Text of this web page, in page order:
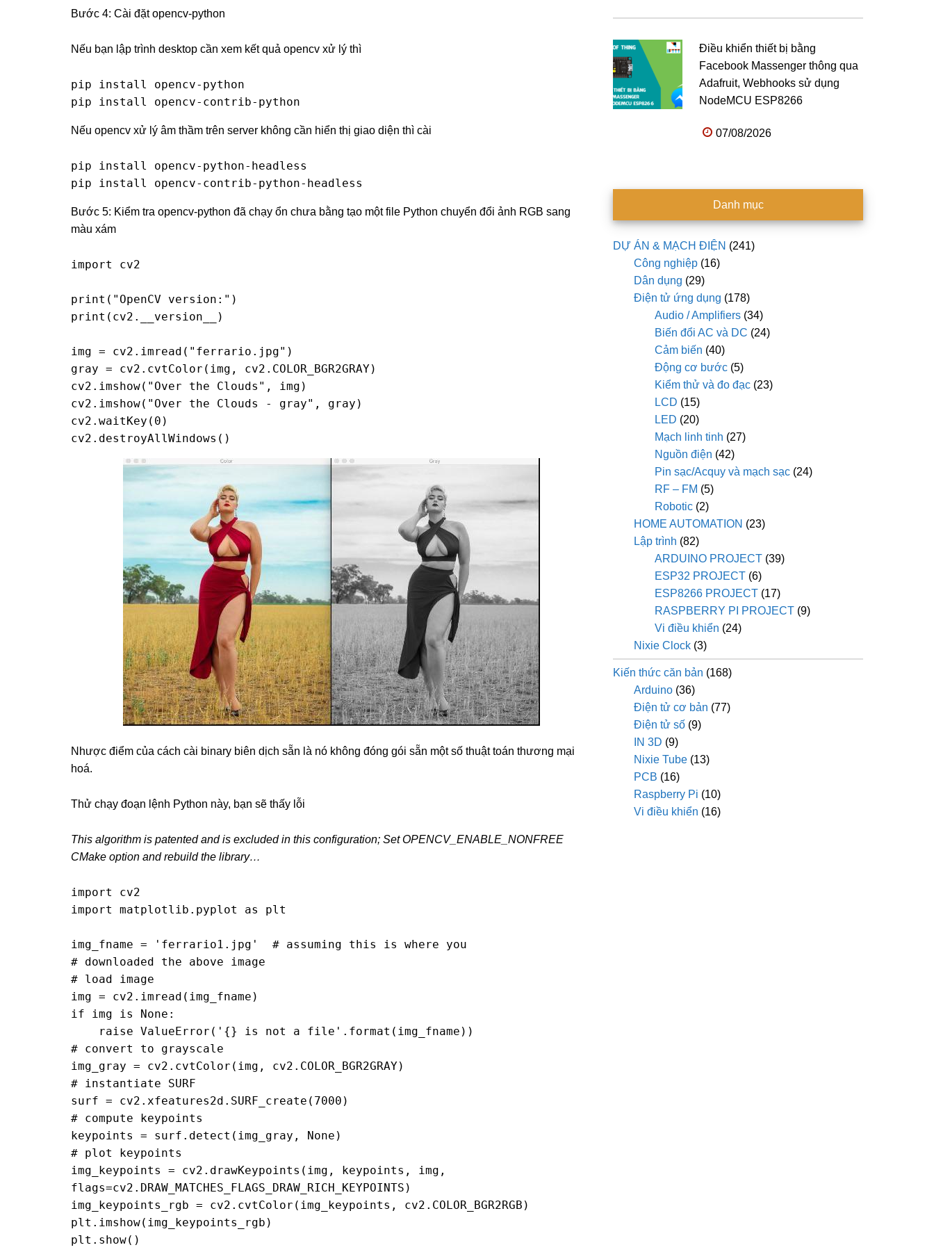
Bước 4: Cài đặt opencv-python
Nếu bạn lập trình desktop cần xem kết quả opencv xử lý thì
pip install opencv-python
pip install opencv-contrib-python
Nếu opencv xử lý âm thầm trên server không cần hiển thị giao diện thì cài
pip install opencv-python-headless
pip install opencv-contrib-python-headless
Bước 5: Kiểm tra opencv-python đã chạy ổn chưa bằng tạo một file Python chuyển đổi ảnh RGB sang
màu xám
import cv2
print("OpenCV version:")
print(cv2.__version__)
img = cv2.imread("ferrario.jpg")
gray = cv2.cvtColor(img, cv2.COLOR_BGR2GRAY)
cv2.imshow("Over the Clouds", img)
cv2.imshow("Over the Clouds - gray", gray)
cv2.waitKey(0)
cv2.destroyAllWindows()
Nhược điểm của cách cài binary biên dịch sẵn là nó không đóng gói sẵn một số thuật toán thương mại
hoá.
Thử chạy đoạn lệnh Python này, bạn sẽ thấy lỗi
This algorithm is patented and is excluded in this configuration; Set OPENCV_ENABLE_NONFREE
CMake option and rebuild the library…
import cv2
import matplotlib.pyplot as plt
img_fname = 'ferrario1.jpg'  # assuming this is where you
# downloaded the above image
# load image
img = cv2.imread(img_fname)
if img is None:
# convert to grayscale
img_gray = cv2.cvtColor(img, cv2.COLOR_BGR2GRAY)
# instantiate SURF
surf = cv2.xfeatures2d.SURF_create(7000)
# compute keypoints
keypoints = surf.detect(img_gray, None)
# plot keypoints
img_keypoints = cv2.drawKeypoints(img, keypoints, img,
flags=cv2.DRAW_MATCHES_FLAGS_DRAW_RICH_KEYPOINTS)
img_keypoints_rgb = cv2.cvtColor(img_keypoints, cv2.COLOR_BGR2RGB)
plt.imshow(img_keypoints_rgb)
plt.show()
Điều khiển thiết bị bằng
Facebook Massenger thông qua
Adafruit, Webhooks sử dụng
NodeMCU ESP8266
07/08/2026
Danh mục
DỰ ÁN & MẠCH ĐIỆN (241)
Công nghiệp (16)
Dân dụng (29)
Điện tử ứng dụng (178)
Audio / Amplifiers (34)
Biến đổi AC và DC (24)
Cảm biến (40)
Động cơ bước (5)
Kiểm thử và đo đạc (23)
LCD (15)
LED (20)
Mạch linh tinh (27)
Nguồn điện (42)
Pin sạc/Acquy và mạch sạc (24)
RF – FM (5)
Robotic (2)
HOME AUTOMATION (23)
Lập trình (82)
ARDUINO PROJECT (39)
ESP32 PROJECT (6)
ESP8266 PROJECT (17)
RASPBERRY PI PROJECT (9)
Vi điều khiển (24)
Nixie Clock (3)
Kiến thức căn bản (168)
Arduino (36)
Điện tử cơ bản (77)
Điện tử số (9)
IN 3D (9)
Nixie Tube (13)
PCB (16)
Raspberry Pi (10)
Vi điều khiển (16)